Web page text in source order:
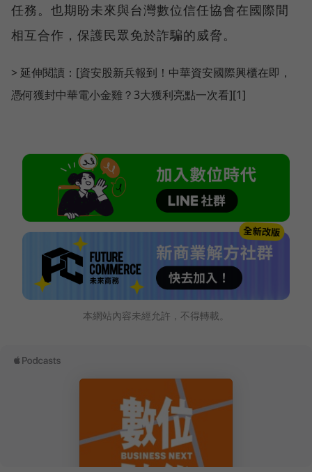
任務。也期盼未來與台灣數位信任協會在國際間
相互合作，保護民眾免於詐騙的威脅。
> 延伸閱讀：[資安股新兵報到！中華資安國際興櫃在即，
憑何獲封中華電小金雞？3大獲利亮點一次看][1]
本網站內容未經允許，不得轉載。